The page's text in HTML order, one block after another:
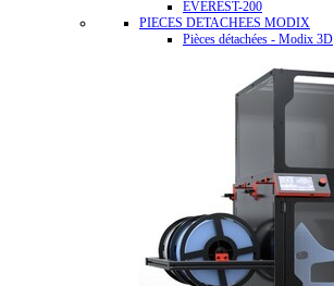
EVEREST-200
PIECES DETACHEES MODIX
Pièces détachées - Modix 3D